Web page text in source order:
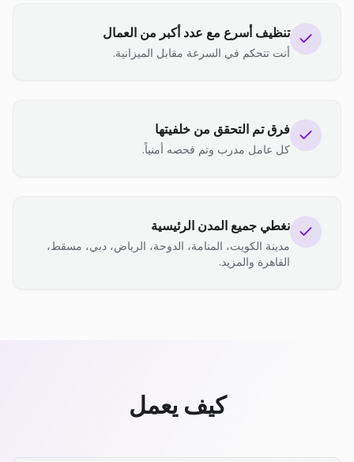
تنظيف أسرع مع عدد أكبر من العمال
أنت تتحكم في السرعة مقابل الميزانية.
فرق تم التحقق من خلفيتها
كل عامل مدرب وتم فحصه أمنياً.
نغطي جميع المدن الرئيسية
مدينة الكويت، المنامة، الدوحة، الرياض، دبي، مسقط،
القاهرة والمزيد.
كيف يعمل